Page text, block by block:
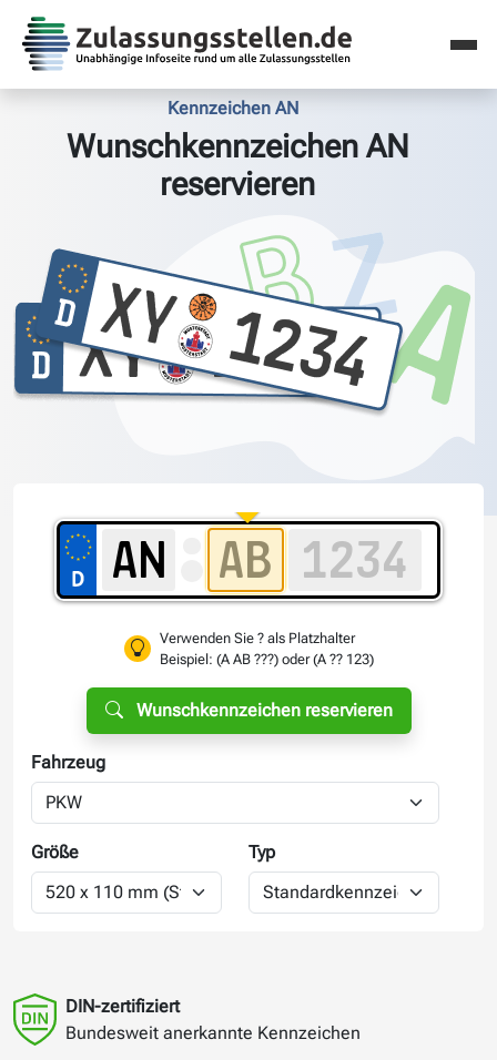
Kennzeichen AN
Wunschkennzeichen AN
reservieren
Verwenden Sie ? als Platzhalter
Beispiel: (A AB ???) oder (A ?? 123)
Wunschkennzeichen reservieren
Fahrzeug
Größe Typ
DIN-zertifiziert
Bundesweit anerkannte Kennzeichen